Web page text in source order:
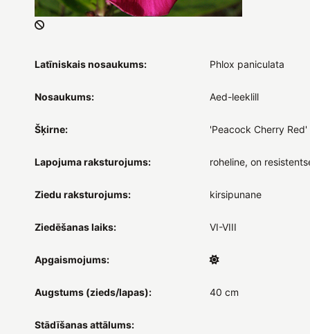
Latīniskais nosaukums: Phlox paniculata
Nosaukums: Aed-leeklill
Šķirne: 'Peacock Cherry Red'
Lapojuma raksturojums: roheline, on
Ziedu raksturojums: kirsipunane
Ziedēšanas laiks: VI-VIII
Apgaismojums:
Augstums (zieds/lapas): 40 cm
Stādīšanas attālums: